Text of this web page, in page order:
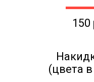
(цвета